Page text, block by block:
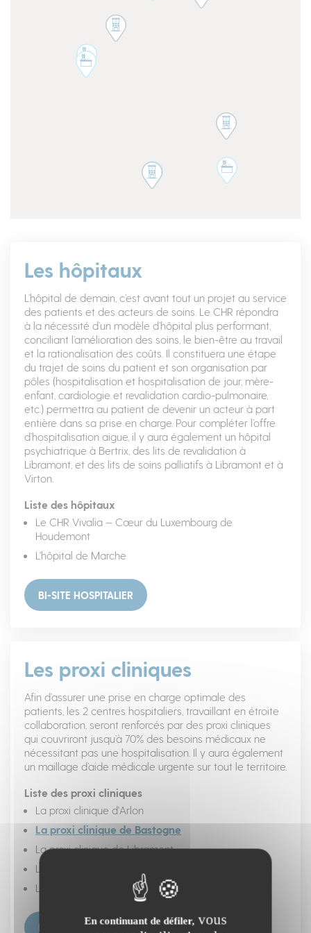
Les hôpitaux
L’hôpital de demain, c’est avant tout un projet au service
des patients et des acteurs de soins. Le CHR répondra
à la nécessité d’un modèle d’hôpital plus performant,
conciliant l’amélioration des soins, le bien-être au travail
et la rationalisation des coûts. Il constituera une étape
du trajet de soins du patient et son organisation par
pôles (hospitalisation et hospitalisation de jour, mère-
enfant, cardiologie et revalidation cardio-pulmonaire,
etc.) permettra au patient de devenir un acteur à part
entière dans sa prise en charge. Pour compléter l’offre
d’hospitalisation aigue, il y aura également un hôpital
psychiatrique à Bertrix, des lits de revalidation à
Libramont, et des lits de soins palliatifs à Libramont et à
Virton.
Liste des hôpitaux
Le CHR Vivalia – Cœur du Luxembourg de
Houdemont
L'hôpital de Marche
BI-SITE HOSPITALIER
Les proxi cliniques
Afin d’assurer une prise en charge optimale des
patients, les 2 centres hospitaliers, travaillant en étroite
collaboration, seront renforcés par des proxi cliniques
qui couvriront jusqu’à 70% des besoins médicaux ne
nécessitant pas une hospitalisation. Il y aura également
un maillage d’aide médicale urgente sur tout le territoire.
Liste des proxi cliniques
La proxi clinique d'Arlon
La proxi clinique de Bastogne
La proxi clinique de Libramont
La proxi clinique de Vielsalm
La proxi clinique de Virton
PROXI CLINIQUES
En continuant de défiler, vous